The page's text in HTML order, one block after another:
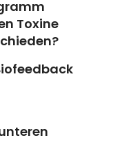
Toxine